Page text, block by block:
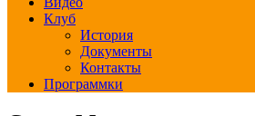
Клуб
История
Документы
Контакты
Программки